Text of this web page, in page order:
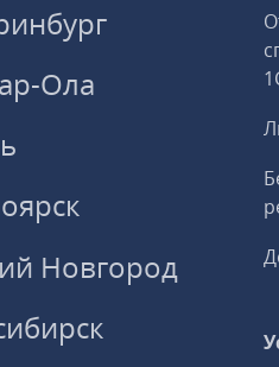
Ола
Новгород